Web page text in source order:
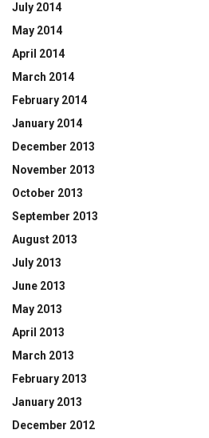
July 2014
May 2014
April 2014
March 2014
February 2014
January 2014
December 2013
November 2013
October 2013
September 2013
August 2013
July 2013
June 2013
May 2013
April 2013
March 2013
February 2013
January 2013
December 2012